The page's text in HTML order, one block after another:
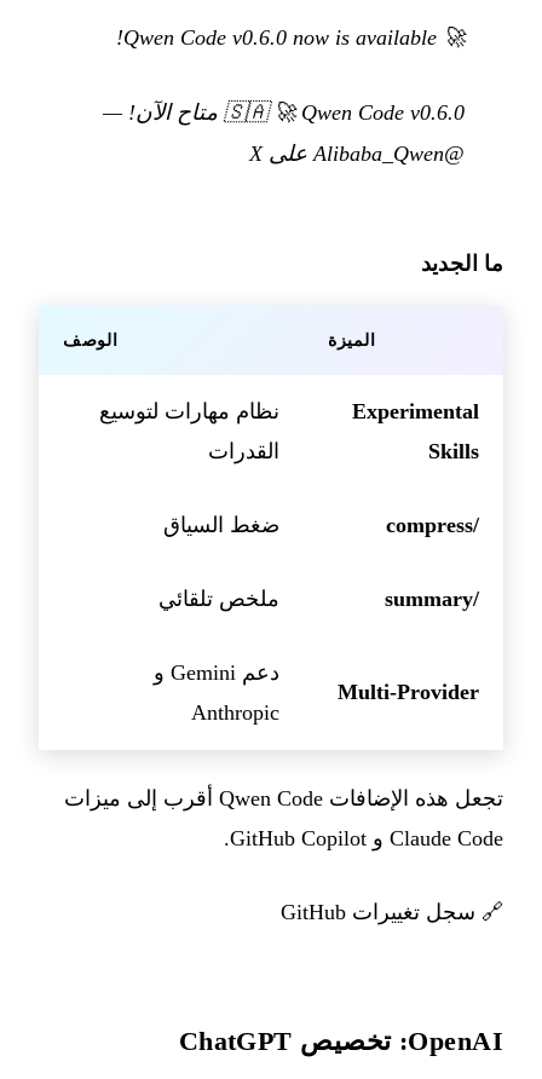
🚀 Qwen Code v0.6.0 now is available!
🇸🇦 🚀 Qwen Code v0.6.0 متاح الآن!
—
@Alibaba_Qwen على X
ما الجديد
الميزة الوصف
Experimental
Skills
نظام مهارات لتوسيع
القدرات
/compress ضغط السياق
/summary ملخص تلقائي
Multi-Provider
دعم Gemini و
Anthropic
تجعل هذه الإضافات Qwen Code أقرب إلى ميزات
Claude Code و GitHub Copilot.
🔗 سجل تغييرات GitHub
OpenAI: تخصيص ChatGPT